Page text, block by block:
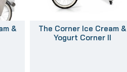
&
The Corner Ice Cream &
Yogurt Corner II